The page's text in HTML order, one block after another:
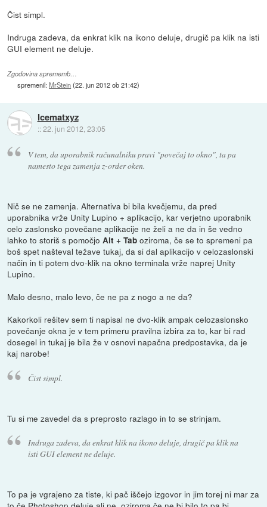
Čist simpl.
Indruga zadeva, da enkrat klik na ikono deluje, drugič pa klik na isti
GUI element ne deluje.
Zgodovina sprememb…
spremenil:MrStein(22. jun 2012 ob 21:42)
Icematxyz
::22. jun 2012, 23:05
V tem, da uporabnik računalniku pravi "povečaj to okno", ta pa
namesto tega zamenja z-order oken.
Nič se ne zamenja. Alternativa bi bila kvečjemu, da pred
uporabnika vrže Unity Lupino + aplikacijo, kar verjetno uporabnik
celo zaslonsko povečane aplikacije ne želi a ne da in še vedno
lahko to storiš s pomočjoAlt + Tab oziroma, če se to spremeni pa
boš spet našteval težave tukaj, da si dal aplikacijo v celozaslonski
način in ti potem dvo-klik na okno terminala vrže naprej Unity
Lupino.
Malo desno, malo levo, če ne pa z nogo a ne da?
Kakorkoli rešitev sem ti napisal ne dvo-klik ampak celozaslonsko
povečanje okna je v tem primeru pravilna izbira za to, kar bi rad
dosegel in tukaj je bila že v osnovi napačna predpostavka, da je
kaj narobe!
Čist simpl.
Tu si me zavedel da s preprosto razlago in to se strinjam.
Indruga zadeva, da enkrat klik na ikono deluje, drugič pa klik na
isti GUI element ne deluje.
To pa je vgrajeno za tiste, ki pač iščejo izgovor in jim torej ni mar za